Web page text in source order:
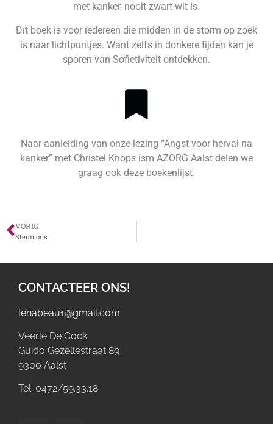
met kanker, nooit zwart-wit is.
Dit boek is voor iedereen die midden in de storm op zoek
is naar lichtpuntjes. Want zelfs in donkere tijden kan je
sporen van Sofietiviteit ontdekken.
Naar aanleiding van onze lezing “Angst voor herval na
kanker” met Christel Knops ism AZORG Aalst delen we
graag ook deze boekenlijst.
VORIG
Steun ons
CONTACTEER ONS!
lenabeau1@gmail.com
Veerle De Cock
Guido Gezellestraat 89
9300 Aalst
Tel: 0472/59.33.18